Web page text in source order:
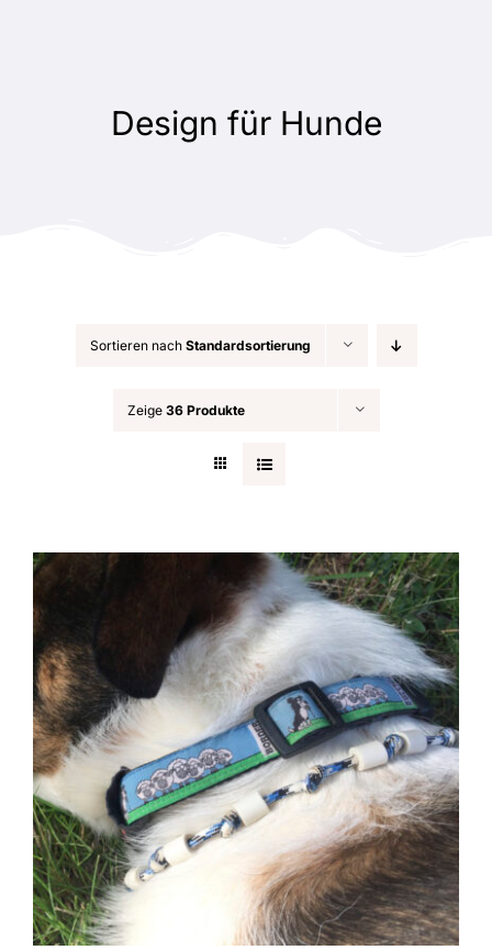
Design für Hunde
Sortieren nach Standardsortierung
Zeige 36 Produkte